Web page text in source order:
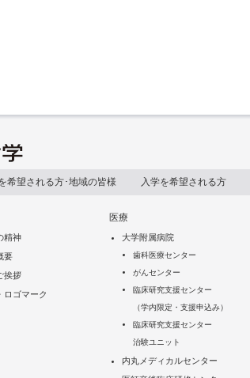
希望される方･地域の皆様 入学を希望される方
精神
要
挨拶
ロゴマーク
医療
大学附属病院
歯科医療センター
がんセンター
臨床研究支援センター
（学内限定・支援申込み）
臨床研究支援センター
治験ユニット
内丸メディカルセンター